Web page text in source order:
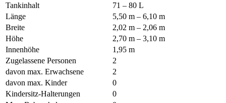
Tankinhalt
71 – 80 L
Länge
5,50 m – 6,10 m
Breite
2,02 m – 2,06 m
Höhe
2,70 m – 3,10 m
Innenhöhe
1,95 m
Zugelassene Personen
2
davon max. Erwachsene
2
davon max. Kinder
0
Kindersitz-Halterungen
0